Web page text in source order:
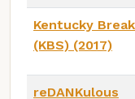
Kentucky
(KBS) (2017)
reDANKulous